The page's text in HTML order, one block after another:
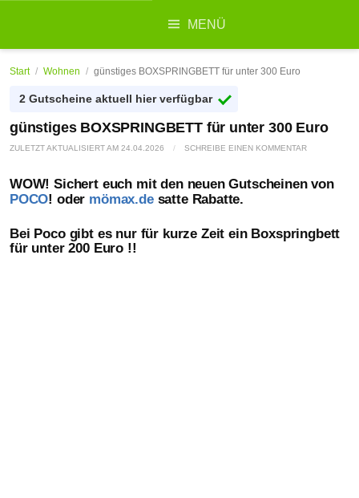
MENÜ
Start / Wohnen / günstiges BOXSPRINGBETT für unter 300 Euro
2 Gutscheine aktuell hier verfügbar
günstiges BOXSPRINGBETT für unter 300 Euro
ZULETZT AKTUALISIERT AM 24.04.2026 / SCHREIBE EINEN KOMMENTAR
WOW! Sichert euch mit den neuen Gutscheinen von
POCO! oder mömax.desatte Rabatte.
Bei Poco gibt es nur für kurze Zeit ein Boxspringbett
für unter 200 Euro !!